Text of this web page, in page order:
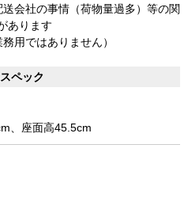
会社の事情（荷物量過多）等の関
あります
用ではありません）
ペック
、座面高45.5cm